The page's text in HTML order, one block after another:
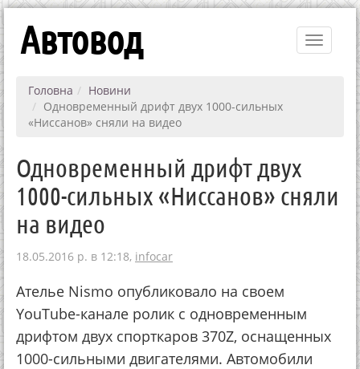
Toggle
Автовод
Головна
Новини
Одновременный дрифт двух 1000-сильных
«Ниссанов» сняли на видео
Одновременный дрифт двух
1000-сильных «Ниссанов» сняли
на видео
18.05.2016 р. в 12:18, infocar
Ателье Nismo опубликовало на своем
YouTube-канале ролик с одновременным
дрифтом двух спорткаров 370Z, оснащенных
1000-сильными двигателями. Автомобили